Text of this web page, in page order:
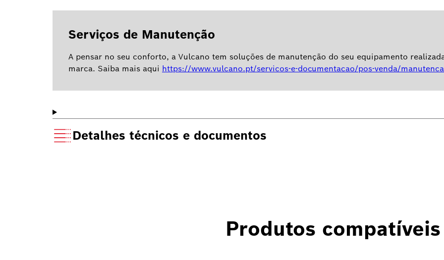
Serviços de Manutenção
A pensar no seu conforto, a Vulcano tem soluções de manutenção do seu equipamento
marca. Saiba mais aqui https://www.vulcano.pt/servicos-e-documentacao/pos-venda/
Detalhes técnicos e documentos
Produtos compatíveis